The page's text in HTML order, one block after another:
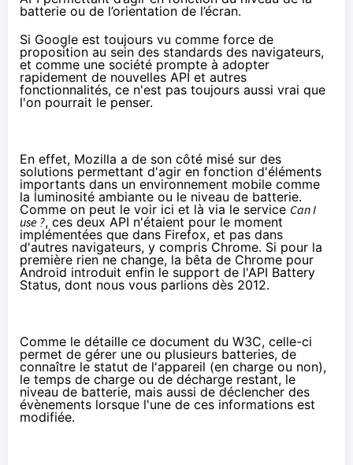
batterie ou de l’orientation de l’écran.
Si Google est toujours vu comme force de
proposition au sein des standards des navigateurs,
et comme une société prompte à adopter
rapidement de nouvelles API et autres
fonctionnalités, ce n'est pas toujours aussi vrai que
l'on pourrait le penser.
En effet, Mozilla a de son côté misé sur des
solutions permettant d'agir en fonction d'éléments
importants dans un environnement mobile comme
la luminosité ambiante ou le niveau de batterie.
Comme on peut le voir ici et là via le service Can I
use ?, ces deux API n'étaient pour le moment
implémentées que dans Firefox, et pas dans
d'autres navigateurs, y compris Chrome. Si pour la
première rien ne change, la bêta de Chrome pour
Android introduit enfin le support de l'API Battery
Status, dont nous vous parlions dès 2012.
Comme le détaille ce document du W3C, celle-ci
permet de gérer une ou plusieurs batteries, de
connaître le statut de l'appareil (en charge ou non),
le temps de charge ou de décharge restant, le
niveau de batterie, mais aussi de déclencher des
évènements lorsque l'une de ces informations est
modifiée.